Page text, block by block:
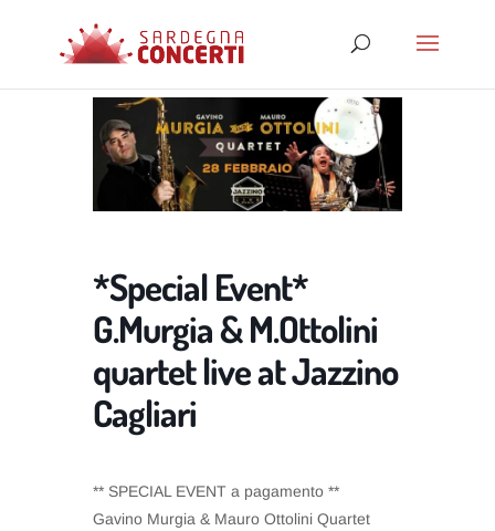
*Special Event*
G.Murgia & M.Ottolini
quartet live at Jazzino
Cagliari
** SPECIAL EVENT a pagamento **
Gavino Murgia & Mauro Ottolini Quartet